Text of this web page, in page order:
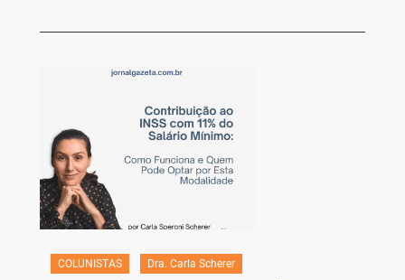
COLUNISTAS Dra. Carla Scherer